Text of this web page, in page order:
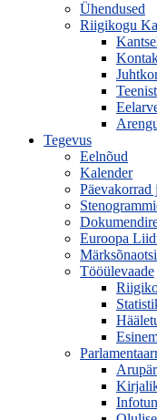
Ühendused
Riigikogu
Tegevus
Eelnõud
Kalender
Euroopa
Tööülevaade